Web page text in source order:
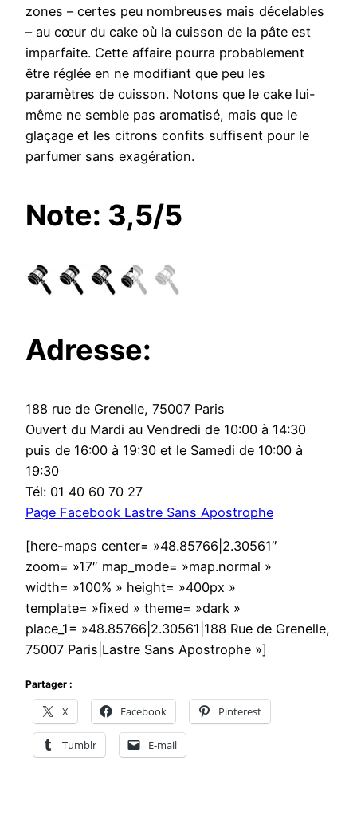
zones – certes peu nombreuses mais décelables
– au cœur du cake où la cuisson de la pâte est
imparfaite. Cette affaire pourra probablement
être réglée en ne modifiant que peu les
paramètres de cuisson. Notons que le cake lui-
même ne semble pas aromatisé, mais que le
glaçage et les citrons confits suffisent pour le
parfumer sans exagération.
Note: 3,5/5
Adresse:
188 rue de Grenelle, 75007 Paris
Ouvert du Mardi au Vendredi de 10:00 à 14:30
puis de 16:00 à 19:30 et le Samedi de 10:00 à
19:30
Tél: 01 40 60 70 27
Page Facebook Lastre Sans Apostrophe
[here-maps center= »48.85766|2.30561″
zoom= »17″ map_mode= »map.normal »
width= »100% » height= »400px »
template= »fixed » theme= »dark »
place_1= »48.85766|2.30561|188 Rue de Grenelle,
75007 Paris|Lastre Sans Apostrophe »]
Partager :
X Facebook Pinterest
Tumblr E-mail